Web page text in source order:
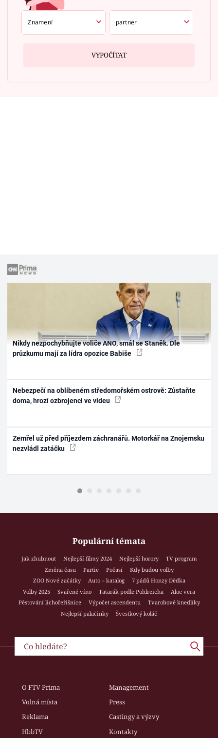
VYPOČÍTAT
Nikdy nezpochybňujte voliče ANO, smál se Staněk. Dle
průzkumu mají za lídra opozice Babiše
Nebezpečí na oblíbeném středomořském ostrově: Zůstaňte
doma, hrozí ozbrojenci ve videu
Zemřel už před příjezdem záchranářů. Motorkář na Znojemsku
nezvládl zatáčku
Populární témata
Jak zhubnout Nejlepší filmy 2024 Nejlepší horory
TV program
Změna času
Partie Počasí
Kdy budou volby
ZOO Nové začátky
Auto – katalog
7 pádů Honzy Dědka
Volby 2025
Svařené víno Tatarák podle Pohlreicha
Aloe vera
Pěstování lichořeřišnice
Výpočet ascendentu
Tvarohové knedlíky
Nejlepší palačinky
Švestkový koláč
O FTV Prima
Management
Volná místa
Press
Reklama
Castingy a výzvy
HbbTV
Kontakty